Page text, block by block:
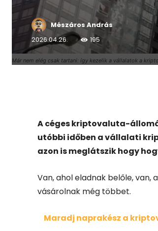
Már nem elég csak tartani: így kezelik a vállalatok a
Mészáros András
2026.04.26.
195
A céges kriptovaluta-
utóbbi időben a vállalati
azon is meglátszik hogy
Van, ahol eladnak belőle,
vásárolnak még többet.
Maradj naprakész a